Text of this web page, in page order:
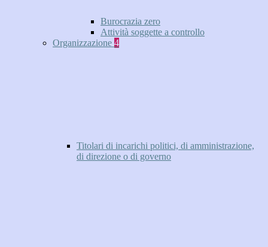
Burocrazia zero
Attività soggette a controllo
Organizzazione 4
Titolari di incarichi politici, di amministrazione,
di direzione o di governo